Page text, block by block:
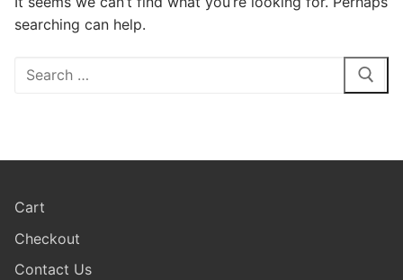
searching can help.
Search
Cart
Checkout
Contact Us